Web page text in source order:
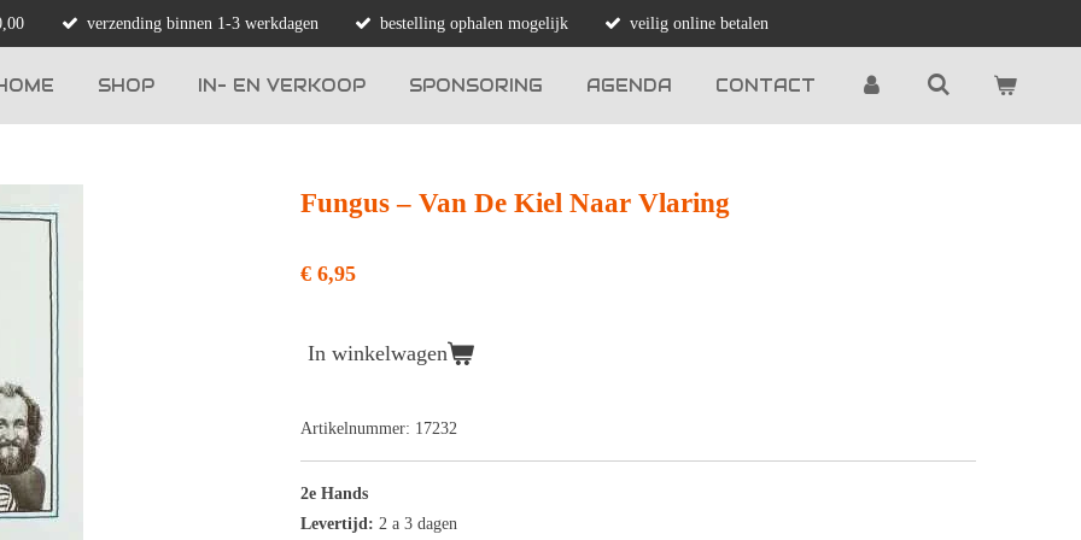
verzending binnen 1-3 werkdagen bestelling ophalen mogelijk veilig online betalen
SHOP IN- EN VERKOOP SPONSORING AGENDA CONTACT
Fungus ‎– Van De Kiel Naar Vlaring
€ 6,95
In winkelwagen
Artikelnummer: 17232
2e Hands
Levertijd: 2 a 3 dagen